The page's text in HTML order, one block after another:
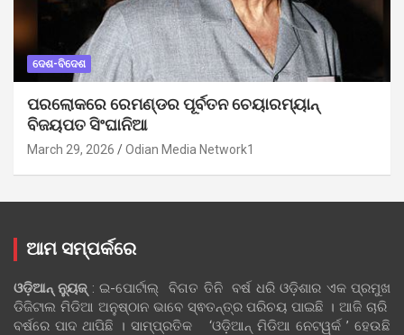
ଦେଶ-ବିଦେଶ
ପରଲୋକରେ ରେମଣ୍ଡର ପୂର୍ବତନ ଚେୟାରମ୍ୟାନ୍
ବିଜୟପତ ସିଂଘାନିଆ
March 29, 2026 Odian Media Network1
ଆମ ସମ୍ପର୍କରେ
ଓଡ଼ିଆନ୍‍ ନ୍ୟୁଜ୍‍: ଇ-ପୋର୍ଟାଲ୍ ବିଗତ ତିନି ବର୍ଷ ଧରି ଓଡ଼ିଶାର ଏକ ପ୍ରମୁଖ
ଡିଜିଟାଲ ମିଡିଆ ଅନୁଷ୍ଠାନ ଭାବେ ସ୍ଵତନ୍ତ୍ର ପରିଚୟ ପାଇଛି । ଆଜି ଚାରି
ବର୍ଷରେ ପାଦ ଥାପିଛି । ସାମ୍ପ୍ରତିକ ‘ଓଡ଼ିଆନ୍‍ ମିଡିଆ ନେଟୱର୍କ ’ ହେଉଛି